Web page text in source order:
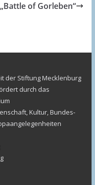
„Battle of Gorleben“
der Stiftung Mecklenburg
durch das
Kultur, Bundes-